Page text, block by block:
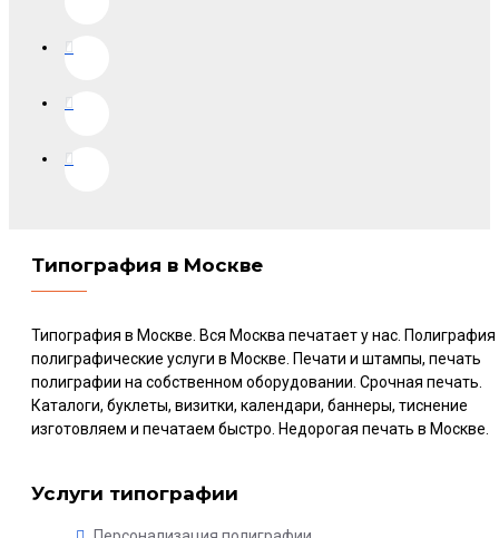
Типография в Москве
Типография в Москве. Вся Москва печатает у нас. Полиграфия
полиграфические услуги в Москве. Печати и штампы, печать
полиграфии на собственном оборудовании. Срочная печать.
Каталоги, буклеты, визитки, календари, баннеры, тиснение
изготовляем и печатаем быстро. Недорогая печать в Москве.
Услуги типографии